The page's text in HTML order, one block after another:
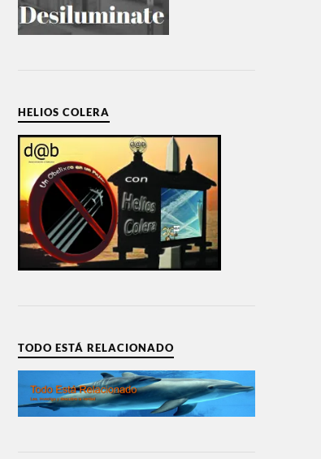
HELIOS COLERA
TODO ESTÁ RELACIONADO